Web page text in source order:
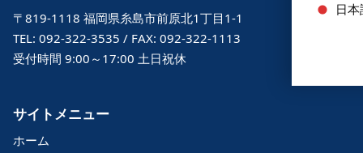
日
〒819-1118 福岡県糸島市前原北1丁目1-1
TEL: 092-322-3535 / FAX: 092-322-1113
受付時間 9:00～17:00 土日祝休
サイトメニュー
ホーム